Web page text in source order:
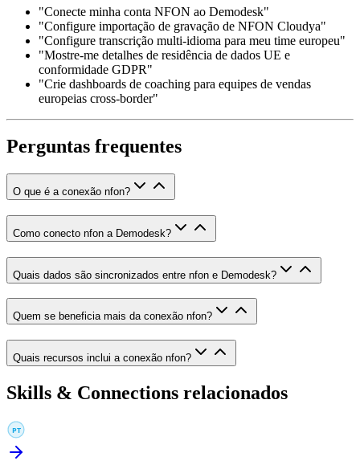
"Conecte minha conta NFON ao Demodesk"
"Configure importação de gravação de NFON Cloudya"
"Configure transcrição multi-idioma para meu time europeu"
"Mostre-me detalhes de residência de dados UE e
conformidade GDPR"
"Crie dashboards de coaching para equipes de vendas
europeias cross-border"
Perguntas frequentes
O que é a conexão nfon?
Como conecto nfon a Demodesk?
Quais dados são sincronizados entre nfon e Demodesk?
Quem se beneficia mais da conexão nfon?
Quais recursos inclui a conexão nfon?
Skills & Connections relacionados